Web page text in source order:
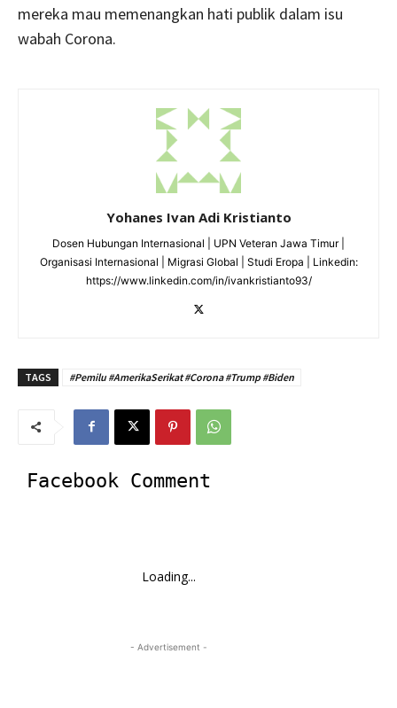
mereka mau memenangkan hati publik dalam isu
wabah Corona.
Yohanes Ivan Adi Kristianto
Dosen Hubungan Internasional | UPN Veteran Jawa Timur |
Organisasi Internasional | Migrasi Global | Studi Eropa | Linkedin:
https://www.linkedin.com/in/ivankristianto93/
TAGS #Pemilu #AmerikaSerikat #Corona #Trump #Biden
Facebook Comment
Loading...
- Advertisement -